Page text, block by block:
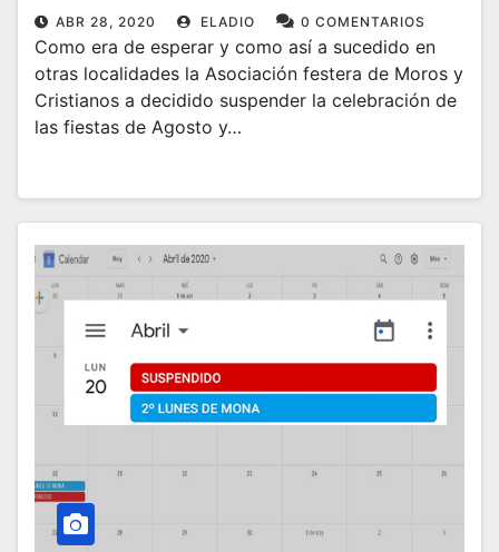
ABR 28, 2020 ELADIO 0 COMENTARIOS
Como era de esperar y como así a sucedido en
otras localidades la Asociación festera de Moros y
Cristianos a decidido suspender la celebración de
las fiestas de Agosto y…